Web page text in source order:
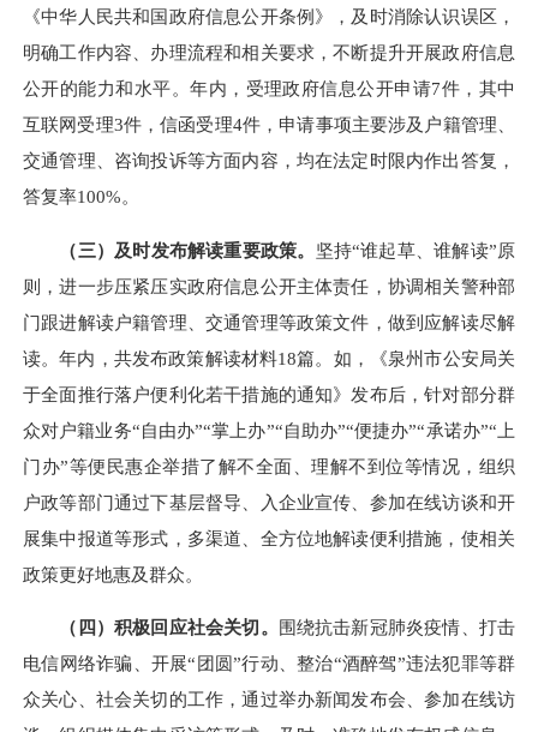
《中华人民共和国政府信息公开条例》，及时消除认识误区，
明确工作内容、办理流程和相关要求，不断提升开展政府信息
公开的能力和水平。年内，受理政府信息公开申请7件，其中
互联网受理3件，信函受理4件，申请事项主要涉及户籍管理、
交通管理、咨询投诉等方面内容，均在法定时限内作出答复，
答复率100%。
（三）及时发布解读重要政策。 坚持“谁起草、谁解读”原
则，进一步压紧压实政府信息公开主体责任，协调相关警种部
门跟进解读户籍管理、交通管理等政策文件，做到应解读尽解
读。年内，共发布政策解读材料18篇。如，《泉州市公安局关
于全面推行落户便利化若干措施的通知》发布后，针对部分群
众对户籍业务“自由办”“掌上办”“自助办”“便捷办”“承诺办”“上
门办”等便民惠企举措了解不全面、理解不到位等情况，组织
户政等部门通过下基层督导、入企业宣传、参加在线访谈和开
展集中报道等形式，多渠道、全方位地解读便利措施，使相关
政策更好地惠及群众。
（四）积极回应社会关切。 围绕抗击新冠肺炎疫情、打击
电信网络诈骗、开展“团圆”行动、整治“酒醉驾”违法犯罪等群
众关心、社会关切的工作，通过举办新闻发布会、参加在线访